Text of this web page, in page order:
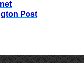
Post